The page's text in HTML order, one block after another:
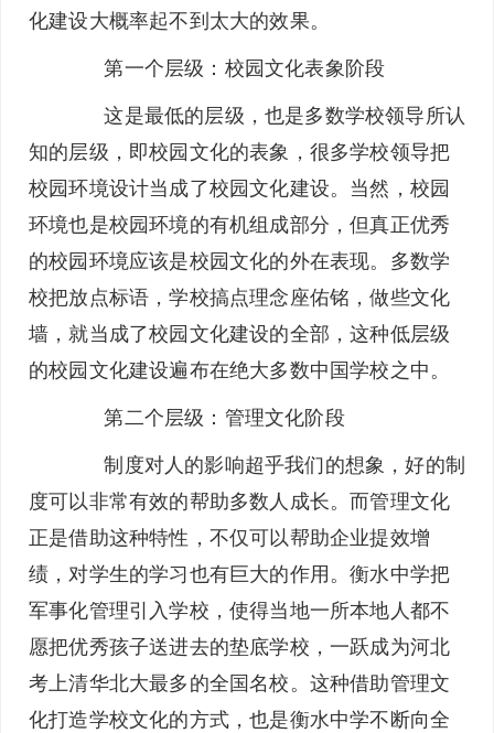
化建设大概率起不到太大的效果。
第一个层级：校园文化表象阶段
这是最低的层级，也是多数学校领导所认
知的层级，即校园文化的表象，很多学校领导把
校园环境设计当成了校园文化建设。当然，校园
环境也是校园环境的有机组成部分，但真正优秀
的校园环境应该是校园文化的外在表现。多数学
校把放点标语，学校搞点理念座佑铭，做些文化
墙，就当成了校园文化建设的全部，这种低层级
的校园文化建设遍布在绝大多数中国学校之中。
第二个层级：管理文化阶段
制度对人的影响超乎我们的想象，好的制
度可以非常有效的帮助多数人成长。而管理文化
正是借助这种特性，不仅可以帮助企业提效增
绩，对学生的学习也有巨大的作用。衡水中学把
军事化管理引入学校，使得当地一所本地人都不
愿把优秀孩子送进去的垫底学校，一跃成为河北
考上清华北大最多的全国名校。这种借助管理文
化打造学校文化的方式，也是衡水中学不断向全